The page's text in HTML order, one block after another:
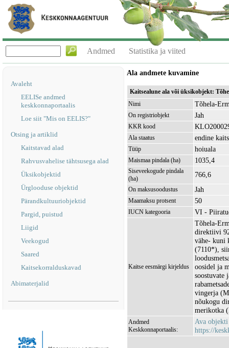
Andmed Statistika ja viited
Avaleht
EELISe andmed
keskkonnaportaalis
Loe siit "Mis on EELIS?"
Otsing ja artiklid
Kaitstavad alad
Rahvusvahelise tähtsusega alad
Üksikobjektid
Ürglooduse objektid
Pärandkultuuriobjektid
Pargid, puistud
Liigid
Veekogud
Saared
Kaitsekorralduskavad
Abimaterjalid
Ala andmete kuvamine
Kaitsealune ala või üksikobjekt:
Nimi
Tõhela-
On registriobjekt Jah
KKR kood
Ala staatus endine
Tüüp hoiuala
Maismaa pindala (ha) 1035,4
Siseveekogude pindala
(ha)
766,6
On maksusoodustus Jah
Maamaksu protsent 50
IUCN kategooria VI -
Kaitse eesmärgi kirjeldus
Tõhela-
direktiivi
vähe- kuni
(7110*),
oosidel ja
soostuvate
vingerja
nõukogu
merikotka
Andmed
Keskkonnaportaalis:
Ava objekti
https://